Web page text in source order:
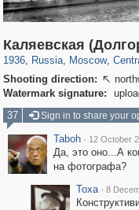
Каляевская
1936, Russia
1,406,999
, Moscow
319,870 8,286
,
160,015
Shooting direction: 
Watermark signature:
37
Sign in to share your
Taboh · 12 October
Да, это оно...А
на фотографа?
Toxa · 8